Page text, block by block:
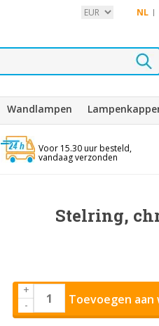
NL
Wandlampen
Voor 15.30 uur besteld,
vandaag verzonden
Stelring,
+
-
Toevoegen aan